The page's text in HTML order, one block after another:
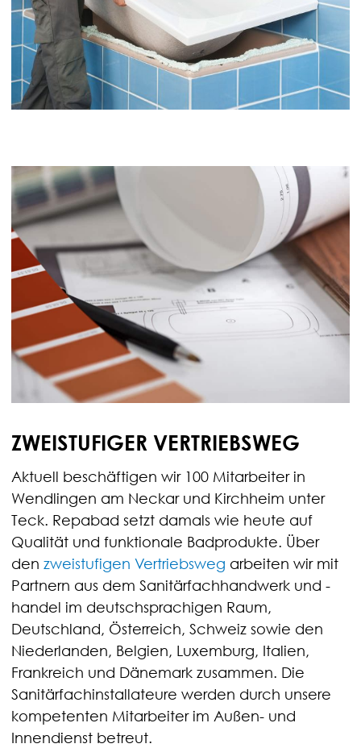
ZWEISTUFIGER VERTRIEBSWEG
Aktuell beschäftigen wir 100 Mitarbeiter in
Wendlingen am Neckar und Kirchheim unter
Teck. Repabad setzt damals wie heute auf
Qualität und funktionale Badprodukte. Über
den zweistufigen Vertriebsweg arbeiten wir mit
Partnern aus dem Sanitärfachhandwerk und -
handel im deutschsprachigen Raum,
Deutschland, Österreich, Schweiz sowie den
Niederlanden, Belgien, Luxemburg, Italien,
Frankreich und Dänemark zusammen. Die
Sanitärfachinstallateure werden durch unsere
kompetenten Mitarbeiter im Außen- und
Innendienst betreut.